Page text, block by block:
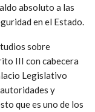
absoluto a las
en el Estado.
sobre
III con cabecera
Legislativo
y
que es uno de los